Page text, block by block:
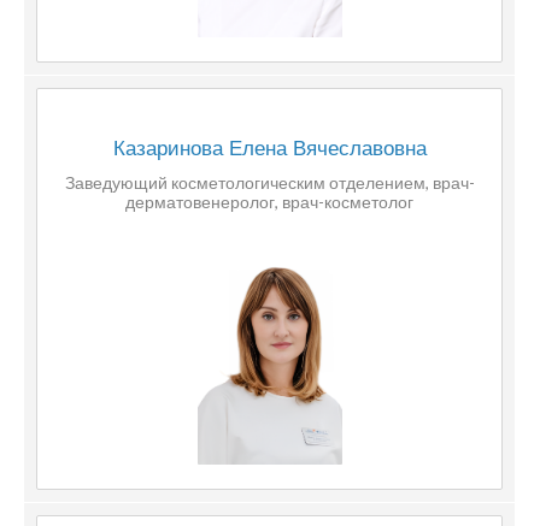
Казаринова Елена Вячеславовна
Заведующий косметологическим отделением, врач-
дерматовенеролог, врач-косметолог